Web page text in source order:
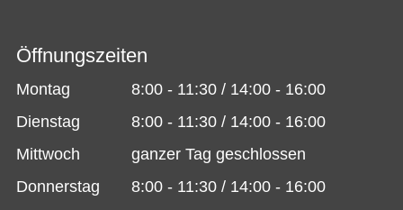
Öffnungszeiten
Montag
8:00 - 11:30 / 14:00 - 16:00
Dienstag
8:00 - 11:30 / 14:00 - 16:00
Mittwoch
ganzer Tag geschlossen
Donnerstag
8:00 - 11:30 / 14:00 - 16:00